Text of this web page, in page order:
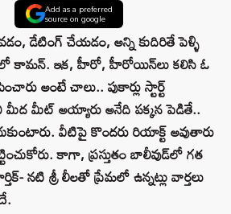
Add as a preferred
source on google
డేటింగ్ చేయడం, అన్ని కుదిరితే పెళ్ళి
కామన్. ఇక, హీరో, హీరోయిన్‌లు కలిసి ఓ
అంటే చాలు.. పుకార్లు స్టార్ట్
మీద మీట్ అయ్యారు అనేది పక్కన పెడితే..
వీటిపై కొందరు రియాక్ట్ అవుతారు
కాగా, ప్రస్తుతం బాలీవుడ్‌లో గత
నటి శ్రీ లీలతో ప్రేమలో ఉన్నట్లు వార్తలు